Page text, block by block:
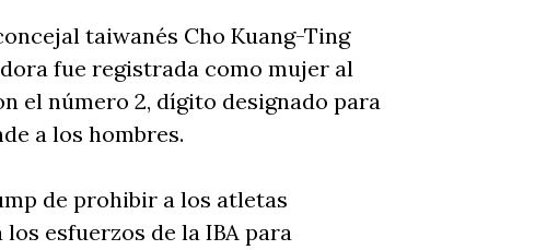
taiwanés Cho Kuang-Ting
fue registrada como mujer al
el número 2, dígito designado para
a los hombres.
de prohibir a los atletas
esfuerzos de la IBA para